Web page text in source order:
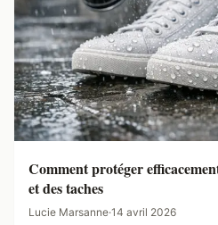
Comment protéger
et des taches
Lucie Marsanne·14 avril 2026